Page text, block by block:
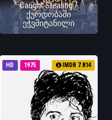
Caught Stealing /
ქურდობაში
ეჭვმიტანილი
HD 1975 IMDB 7.814